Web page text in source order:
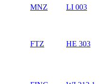
MNZ LI 003
FTZ HE 303